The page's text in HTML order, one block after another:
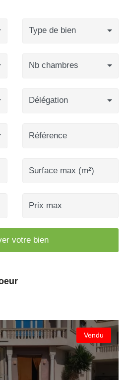
Type de bien
Nb chambres
Délégation
votre bien
Vendu